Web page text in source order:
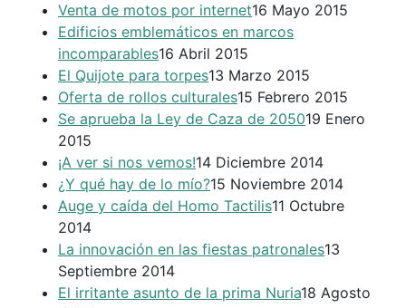
Venta de motos por internet16 Mayo 2015
Edificios emblemáticos en marcos
incomparables16 Abril 2015
El Quijote para torpes13 Marzo 2015
Oferta de rollos culturales15 Febrero 2015
Se aprueba la Ley de Caza de 205019 Enero
2015
¡A ver si nos vemos!14 Diciembre 2014
¿Y qué hay de lo mío?15 Noviembre 2014
Auge y caída del Homo Tactilis11 Octubre
2014
La innovación en las fiestas patronales13
Septiembre 2014
El irritante asunto de la prima Nuria18 Agosto